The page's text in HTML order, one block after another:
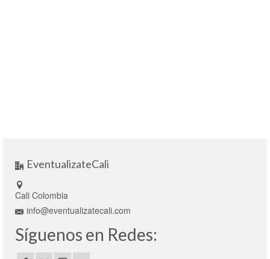
EventualizateCali
Cali Colombia
info@eventualizatecali.com
Síguenos en Redes: